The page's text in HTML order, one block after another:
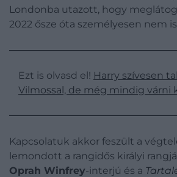
Londonba utazott, hogy
2022 ősze óta személyesen nem
Ezt is olvasd el! Harry szívesen
Vilmossal, de még mindig várni
Kapcsolatuk akkor feszült a
lemondott a rangidős királyi
Oprah Winfrey-interjú és a